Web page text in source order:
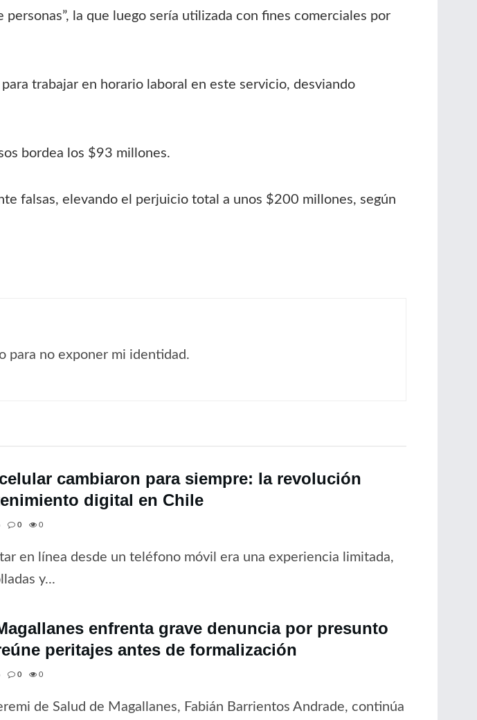
la que luego sería utilizada con fines comerciales por
trabajar en horario laboral en este servicio, desviando
bordea los $93 millones.
falsas, elevando el perjuicio total a unos $200 millones, según
para no exponer mi identidad.
cambiaron para siempre: la revolución
digital en Chile
0 0
en línea desde un teléfono móvil era una experiencia limitada,
y...
enfrenta grave denuncia por presunto
peritajes antes de formalización
0 0
de Salud de Magallanes, Fabián Barrientos Andrade, continúa